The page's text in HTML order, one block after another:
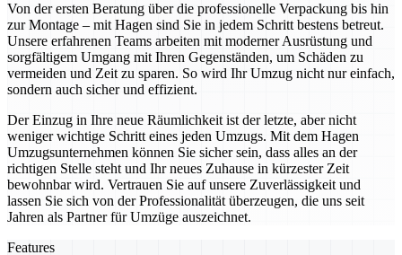
Von der ersten Beratung über die professionelle Verpackung bis hin
zur Montage – mit Hagen sind Sie in jedem Schritt bestens betreut.
Unsere erfahrenen Teams arbeiten mit moderner Ausrüstung und
sorgfältigem Umgang mit Ihren Gegenständen, um Schäden zu
vermeiden und Zeit zu sparen. So wird Ihr Umzug nicht nur einfach,
sondern auch sicher und effizient.
Der Einzug in Ihre neue Räumlichkeit ist der letzte, aber nicht
weniger wichtige Schritt eines jeden Umzugs. Mit dem Hagen
Umzugsunternehmen können Sie sicher sein, dass alles an der
richtigen Stelle steht und Ihr neues Zuhause in kürzester Zeit
bewohnbar wird. Vertrauen Sie auf unsere Zuverlässigkeit und
lassen Sie sich von der Professionalität überzeugen, die uns seit
Jahren als Partner für Umzüge auszeichnet.
Features